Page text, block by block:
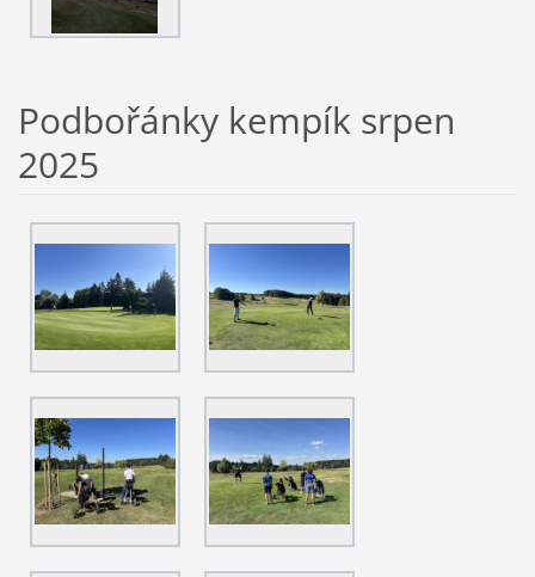
Podbořánky kempík srpen
2025